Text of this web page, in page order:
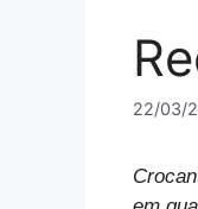
22/03/